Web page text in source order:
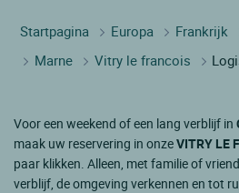
Startpagina Europa Frankrijk
Marne
Vitry le francois
Voor een weekend of een lang verblijf in
maak uw reservering in onzeVITRY LE
paar klikken. Alleen, met familie of
verblijf, de omgeving verkennen en tot